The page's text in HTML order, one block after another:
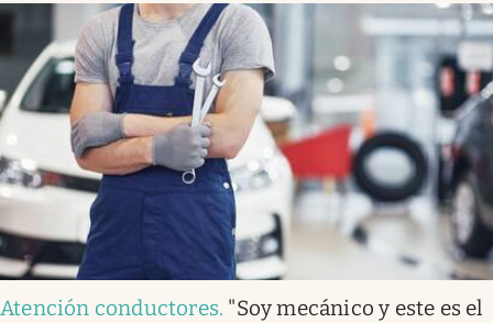
Apertura
Infotechnology
Clase
Mundial 2026
Eventos Corporativos
El Cronista Studio
Mediakit
Atención conductores. "Soy mecánico y este es el